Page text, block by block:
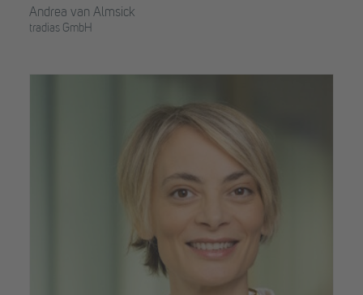
Andrea van Almsick
tradias GmbH